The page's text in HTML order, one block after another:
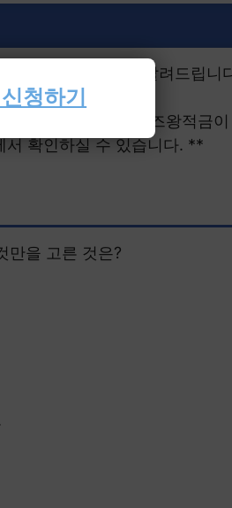
국사 퀴즈 정답을 알려드립니
달해주는 KB스타퀴즈왕적금
확인하실 수 있습니다. **
만을 고른 것은?
청하기